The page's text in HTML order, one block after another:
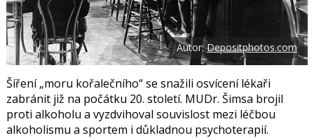
o
k
í
t
i
X
Autor:Depositphotos.com
Šíření „moru kořalečního“ se snažili osvícení lékaři
zabránit již na počátku 20. století. MUDr. Šimsa brojil
proti alkoholu a vyzdvihoval souvislost mezi léčbou
alkoholismu a sportem i důkladnou psychoterapií.